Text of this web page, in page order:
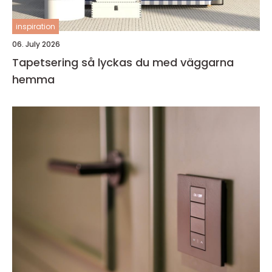
inspiration
06. July 2026
Tapetsering så lyckas du med väggarna
hemma